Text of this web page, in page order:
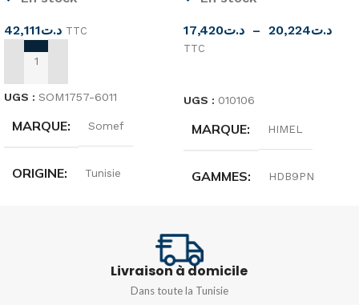
د.ت42,111 TTC
AJOUTER AU PANIER
UGS : SOM1757-6011
MARQUE Somef
ORIGINE Tunisie
50/60HZ
د.ت17,420 – د.ت20,224
TTC
UGS : 010106
MARQUE HIMEL
GAMMES HDB9PN
10A 16A,
Livraison à domicile
Dans toute la Tunisie